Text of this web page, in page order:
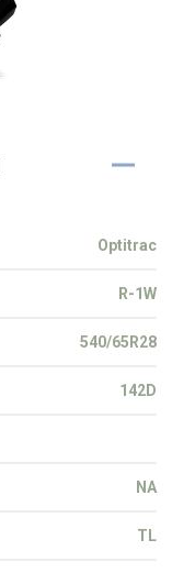
Optitrac
R-1W
540/65R28
142D
NA
TL